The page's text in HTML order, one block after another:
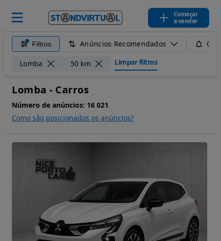
Começar
a vender
Filtros Anúncios Recomendados
Lomba 50 km Limpar filtros
Lomba - Carros
Número de anúncios: 16 021
Como são posicionados os anúncios?